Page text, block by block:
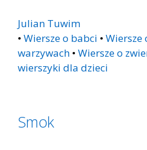
Julian Tuwim
• Wiersze o babci • Wiersze
warzywach • Wiersze o
wierszyki dla dzieci
Smok